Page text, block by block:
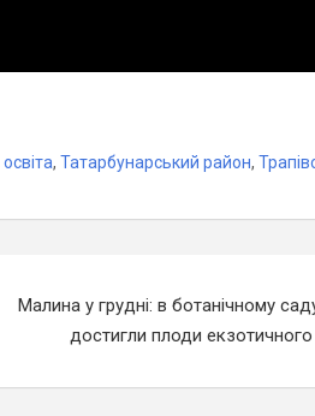
освіта, Татарбунарський район,
Малина у грудні: в ботанічному
достигли плоди